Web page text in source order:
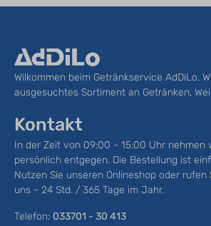
Wilkommen beim Getränkservice AdDiLo.
ausgesuchtes Sortiment an Getränken,
Kontakt
In der Zeit von 09:00 - 15:00 Uhr nehmen
persönlich entgegen. Die Bestellung ist
Nutzen Sie unseren Onlineshop oder rufen
uns - 24 Std. / 365 Tage im Jahr.
Telefon: 033701 - 30 413